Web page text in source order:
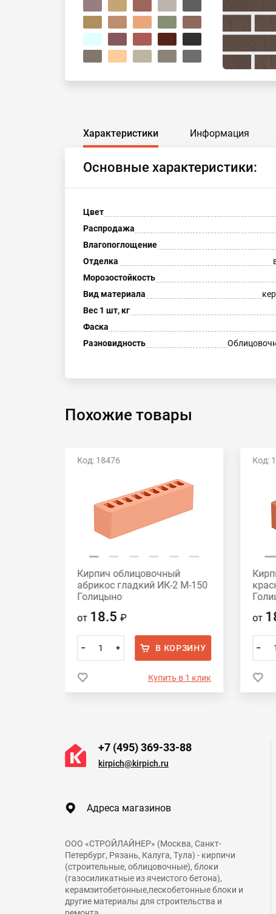
Характеристики Информация
Основные характеристики:
Цвет
Распродажа
Влагопоглощение
Отделка
Морозостойкость
Вид материала
Вес 1 шт, кг
Фаска
Разновидность
Похожие товары
Код: 18476
Кирпич облицовочный
абрикос гладкий ИК-2 М-150
Голицыно
от 18.5 ₽
– + В КОРЗИНУ
Купить в 1 клик
Код:
от
–
+7 (495) 369-33-88
kirpich@kirpich.ru
Адреса магазинов
ООО «СТРОЙЛАЙНЕР» (Москва, Санкт-
Петербург, Рязань, Калуга, Тула) - кирпичи
(строительные, облицовочные), блоки
(газосиликатные из ячеистого бетона),
керамзитобетонные,пескобетонные блоки и
другие материалы для строительства и